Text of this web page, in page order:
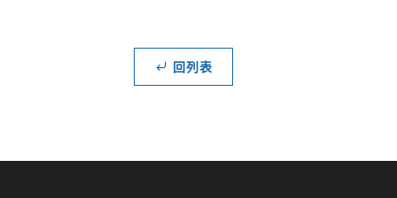
回列表